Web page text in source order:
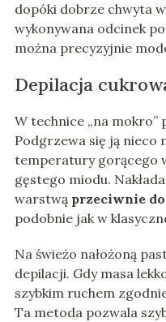
dopóki dobrze chwyta
wykonywana odcinek
można precyzyjnie
Depilacja
W technice „na mokro”
Podgrzewa się ją nieco
temperatury gorącego
gęstego miodu.
warstwą przeciwnie
podobnie jak w
Na świeżo nałożoną
depilacji. Gdy masa
szybkim ruchem
Ta metoda pozwala